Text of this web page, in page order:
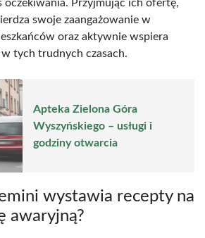
oczekiwania. Przyjmując ich ofertę,
swoje zaangażowanie w
oraz aktywnie wspiera
w tych trudnych czasach.
Apteka Zielona Góra
Wyszyńskiego – usługi i
godziny otwarcia
wystawia recepty na
awaryjną?